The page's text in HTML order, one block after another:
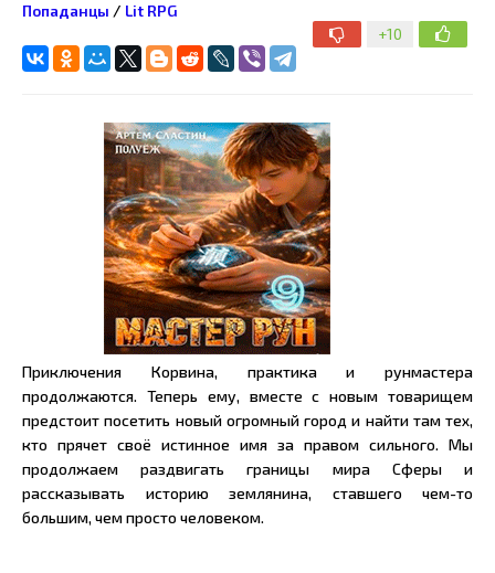
+10
Попаданцы / Lit RPG
Приключения Корвина, практика и рунмастера
продолжаются. Теперь ему, вместе с новым товарищем
предстоит посетить новый огромный город и найти там тех,
кто прячет своё истинное имя за правом сильного. Мы
продолжаем раздвигать границы мира Сферы и
рассказывать историю землянина, ставшего чем-то
большим, чем просто человеком.